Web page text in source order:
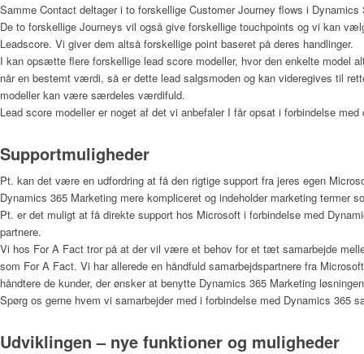
Samme Contact deltager i to forskellige Customer Journey flows i
De to forskellige Journeys vil også give forskellige touchpoints og vi kan
Leadscore. Vi giver dem altså forskellige point baseret på deres handlinger.
I kan opsætte flere forskellige lead score modeller, hvor den enkelte model
når en bestemt værdi, så er dette lead salgsmoden og kan videregives til
modeller kan være særdeles værdifuld.
Lead score modeller er noget af det vi anbefaler I får opsat i forbindelse
Supportmuligheder
Pt. kan det være en udfordring at få den rigtige support fra jeres egen
Dynamics 365 Marketing mere kompliceret og indeholder marketing termer
Pt. er det muligt at få direkte support hos Microsoft i forbindelse med
partnere.
Vi hos For A Fact tror på at der vil være et behov for et tæt samarbejde
som For A Fact. Vi har allerede en håndfuld samarbejdspartnere fra
håndtere de kunder, der ønsker at benytte Dynamics 365 Marketing
Spørg os gerne hvem vi samarbejder med i forbindelse med Dynamics 365
Udviklingen – nye funktioner og muligheder